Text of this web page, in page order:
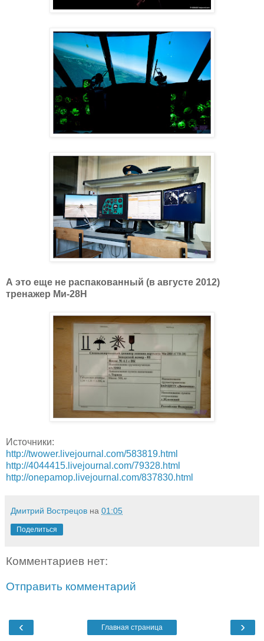
А это еще не распакованный (в августе 2012)
тренажер Ми-28Н
Источники:
http://twower.livejournal.com/583819.html
http://4044415.livejournal.com/79328.html
http://onepamop.livejournal.com/837830.html
Дмитрий Вострецов на 01:05
Поделиться
Комментариев нет:
Отправить комментарий
‹ ›
Главная страница